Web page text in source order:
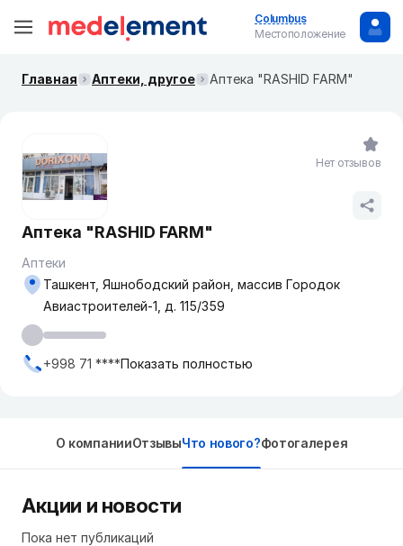
Columbus
Местоположение
Главная Аптеки, другое Аптека "RASHID FARM"
Аптека "RASHID FARM"
Аптеки
Ташкент, Яшнободский район, массив Городок
Авиастроителей-1, д. 115/359
+998 71 ****Показать полностью
Нет отзывов
О компанииОтзывыЧто нового?Фотогалерея
Акции и новости
Пока нет публикаций